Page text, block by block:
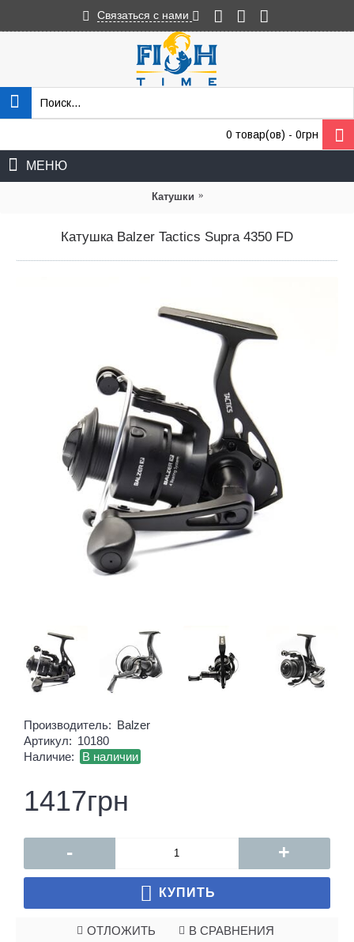
Связаться с нами
0 товар(ов) - 0грн
МЕНЮ
Катушки
Катушка Balzer Tactics Supra 4350 FD
Производитель: Balzer
Артикул: 10180
Наличие:
В наличии
1417грн
- +
КУПИТЬ
ОТЛОЖИТЬ В СРАВНЕНИЯ